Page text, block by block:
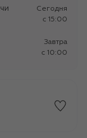
Сегодня
c 15:00
Завтра
c 10:00